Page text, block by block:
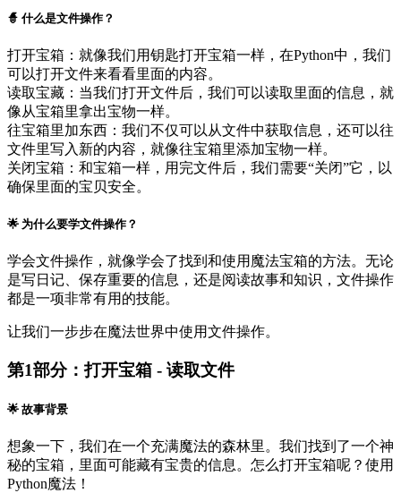
🧙‍ 什么是文件操作？
打开宝箱：就像我们用钥匙打开宝箱一样，在Python中，我们
可以打开文件来看看里面的内容。
读取宝藏：当我们打开文件后，我们可以读取里面的信息，就
像从宝箱里拿出宝物一样。
往宝箱里加东西：我们不仅可以从文件中获取信息，还可以往
文件里写入新的内容，就像往宝箱里添加宝物一样。
关闭宝箱：和宝箱一样，用完文件后，我们需要“关闭”它，以
确保里面的宝贝安全。
🌟 为什么要学文件操作？
学会文件操作，就像学会了找到和使用魔法宝箱的方法。无论
是写日记、保存重要的信息，还是阅读故事和知识，文件操作
都是一项非常有用的技能。
让我们一步步在魔法世界中使用文件操作。
第1部分：打开宝箱 - 读取文件
🌟 故事背景
想象一下，我们在一个充满魔法的森林里。我们找到了一个神
秘的宝箱，里面可能藏有宝贵的信息。怎么打开宝箱呢？使用
Python魔法！